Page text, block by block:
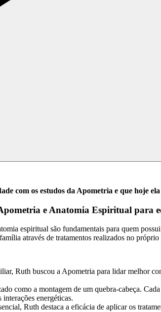
com os estudos da Apometria e que hoje
e Anatomia Espiritual para
espiritual são fundamentais para quem
através de tratamentos realizados no próprio
Ruth buscou a Apometria para lidar melhor
como a montagem de um quebra-cabeça.
energéticas.
Ruth destaca a eficácia de aplicar os